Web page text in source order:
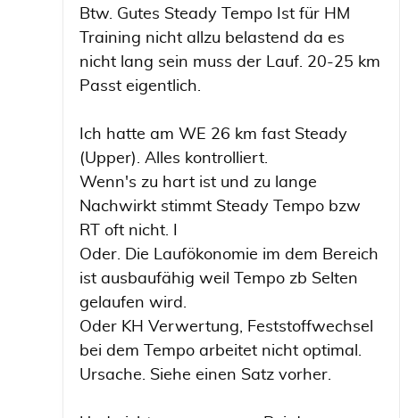
Btw. Gutes Steady Tempo Ist für HM
Training nicht allzu belastend da es
nicht lang sein muss der Lauf. 20-25 km
Passt eigentlich.
Ich hatte am WE 26 km fast Steady
(Upper). Alles kontrolliert.
Wenn's zu hart ist und zu lange
Nachwirkt stimmt Steady Tempo bzw
RT oft nicht. I
Oder. Die Laufökonomie im dem Bereich
ist ausbaufähig weil Tempo zb Selten
gelaufen wird.
Oder KH Verwertung, Feststoffwechsel
bei dem Tempo arbeitet nicht optimal.
Ursache. Siehe einen Satz vorher.